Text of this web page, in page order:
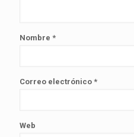
Nombre *
Correo electrónico *
Web